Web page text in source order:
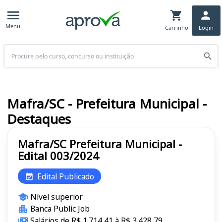
Menu Carrinho Login
Buscar
Mafra/SC Prefeitura Municipal -
Edital 003/2024
Edital Publicado
Nível superior
Banca Public Job
Mafra/SC - Prefeitura Municipal -
Destaques